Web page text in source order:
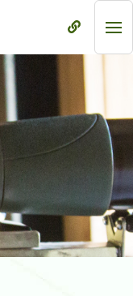
流
流
動